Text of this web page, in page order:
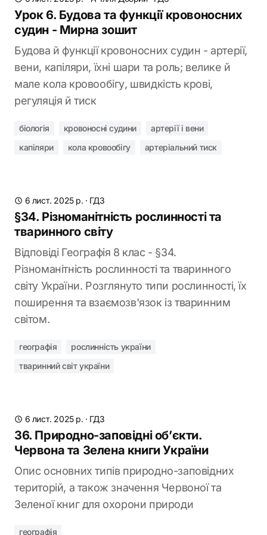
Урок 6. Будова та функції кровоносних
судин - Мирна зошит
Будова й функції кровоносних судин - артерії,
вени, капіляри, їхні шари та роль; велике й
мале кола кровообігу, швидкість крові,
регуляція й тиск
біологія кровоносні судини
артерії і вени
капіляри
кола кровообігу артеріальний тиск
6 лист. 2025 р. · ГДЗ
§34. Різноманітність рослинності та
тваринного світу
Відповіді Географія 8 клас - §34.
Різноманітність рослинності та тваринного
світу України. Розглянуто типи рослинності, їх
поширення та взаємозв'язок із тваринним
світом.
географія
рослинність україни
тваринний світ україни
6 лист. 2025 р. · ГДЗ
36. Природно-заповідні об’єкти.
Червона та Зелена книги України
Опис основних типів природно-заповідних
територій, а також значення Червоної та
Зеленої книг для охорони природи
географія